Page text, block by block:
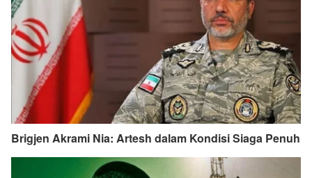
Brigjen Akrami Nia: Artesh dalam Kondisi Siaga Penuh